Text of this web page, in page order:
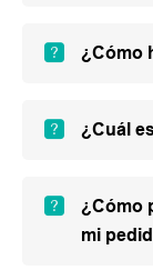
¿Cómo
¿Cuál
¿Cómo
mi